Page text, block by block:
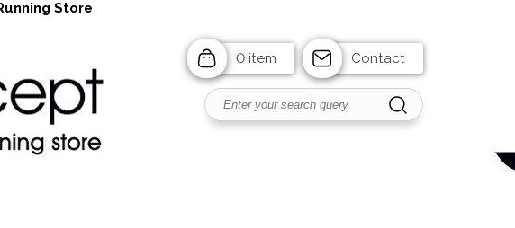
Store
0 item Contact